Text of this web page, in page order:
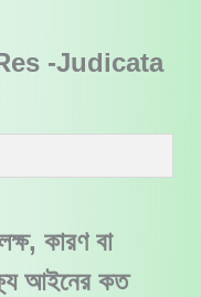
Res -Judicata
কারণ বা
আইনের কত